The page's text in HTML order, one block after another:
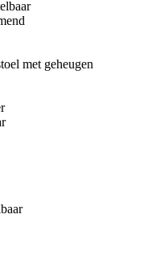
met geheugen